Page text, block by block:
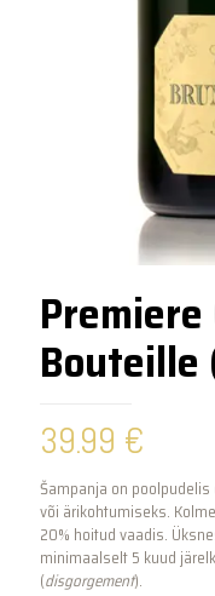
Premiere
Bouteille
39.99 €
Šampanja on
või ärikohtumiseks.
20% hoitud vaadis.
minimaalselt 5 kuud
(disgorgement).